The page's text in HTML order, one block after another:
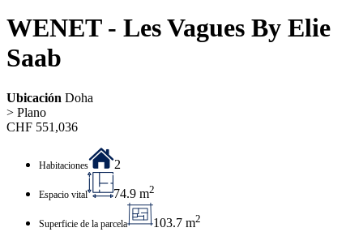
WENET - Les Vagues By Elie
Saab
Ubicación Doha
> Plano
CHF 551,036
Habitaciones 2
Espacio vital 74.9 m2
Superficie de la parcela 103.7 m2